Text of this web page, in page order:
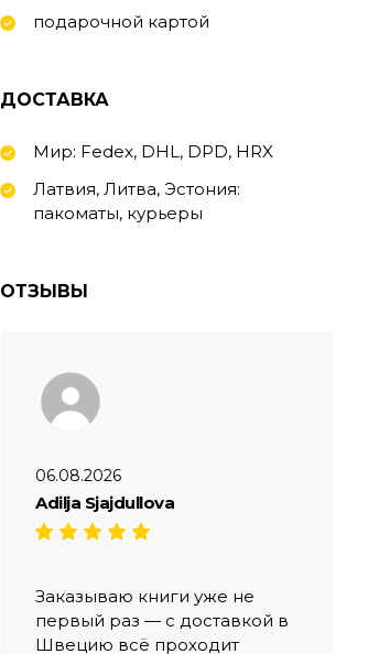
подарочной картой
ДОСТАВКА
Мир: Fedex, DHL, DPD, HRX
Латвия, Литва, Эстония:
пакоматы, курьеры
ОТЗЫВЫ
06.08.2026
Adilja Sjajdullova
Заказываю книги уже не
первый раз — с доставкой в
Швецию всё проходит